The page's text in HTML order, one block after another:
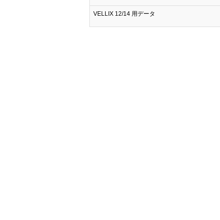
VELLIX 12/14 用データ